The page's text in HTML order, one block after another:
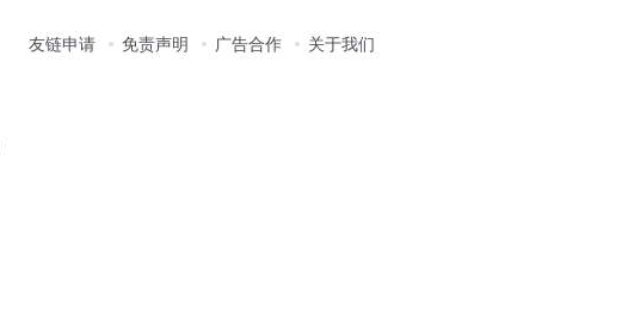
友链申请 免责声明 广告合作 关于我们